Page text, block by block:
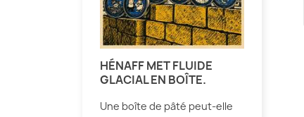
HÉNAFF MET FLUIDE
GLACIAL EN BOÎTE.
Une boîte de pâté peut-elle